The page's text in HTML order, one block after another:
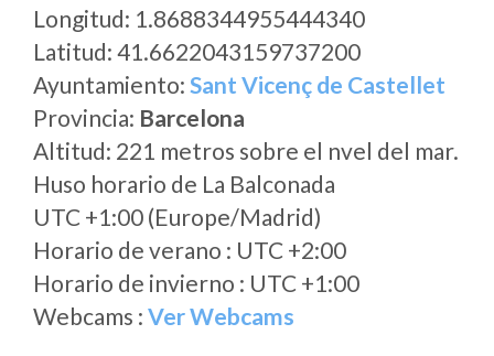
Longitud: 1.8688344955444340
Latitud: 41.6622043159737200
Ayuntamiento: Sant Vicenç de Castellet
Provincia: Barcelona
Altitud: 221 metros sobre el nvel del mar.
Huso horario de La Balconada
UTC +1:00 (Europe/Madrid)
Horario de verano : UTC +2:00
Horario de invierno : UTC +1:00
Webcams : Ver Webcams